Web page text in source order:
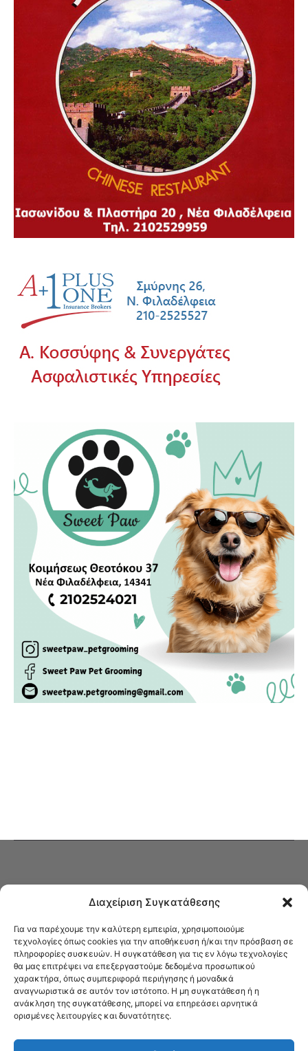
Διαχείριση Συγκατάθεσης
Για να παρέχουμε την καλύτερη εμπειρία, χρησιμοποιούμε
τεχνολογίες όπως cookies για την αποθήκευση ή/και την πρόσβαση σε
πληροφορίες συσκευών. Η συγκατάθεση για τις εν λόγω τεχνολογίες
θα μας επιτρέψει να επεξεργαστούμε δεδομένα προσωπικού
χαρακτήρα, όπως συμπεριφορά περιήγησης ή μοναδικά
αναγνωριστικά σε αυτόν τον ιστότοπο. Η μη συγκατάθεση ή η
ανάκληση της συγκατάθεσης, μπορεί να επηρεάσει αρνητικά
ορισμένες λειτουργίες και δυνατότητες.
Στο Καφενείο θα βρείτε όλες τις ειδήσεις που αφορούν την Νέα
Φιλαδέλφεια και τη Νέα Χαλκηδόνα, καυτή αρθρογραφία, καθώς και
όλα τα νέα που σας αφορούν.